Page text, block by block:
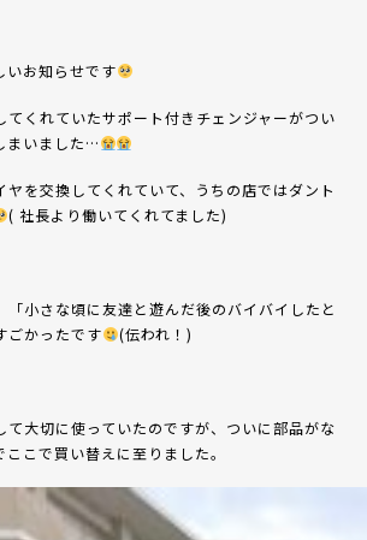
いお知らせです
てくれていたサポート付きチェンジャーがつい
まいました…
ヤを交換してくれていて、うちの店ではダント
( 社長より働いてくれてました)
「小さな頃に友達と遊んだ後のバイバイしたと
ごかったです
(伝われ！)
て大切に使っていたのですが、ついに部品がな
こで買い替えに至りました。